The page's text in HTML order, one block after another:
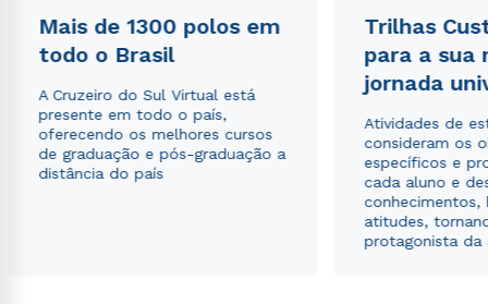
Mais de 1300 polos em
todo o Brasil
A Cruzeiro do Sul Virtual está
presente em todo o país,
oferecendo os melhores cursos
de graduação e pós-graduação a
distância do país
Trilhas
para a sua
jornada
Atividades de
consideram os
específicos e
cada aluno e
conhecimentos,
atitudes,
protagonista da